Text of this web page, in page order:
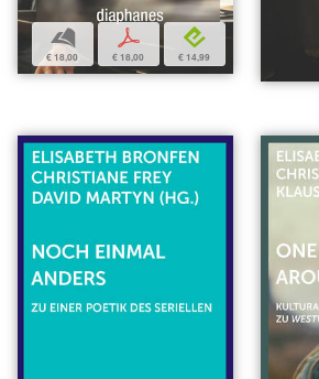
b
€ 18,00
p
€ 18,00
e
€ 14,99